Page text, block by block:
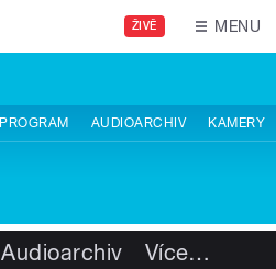
ŽIVĚ MENU
PROGRAM AUDIOARCHIV KAMERY
Audioarchiv Více…